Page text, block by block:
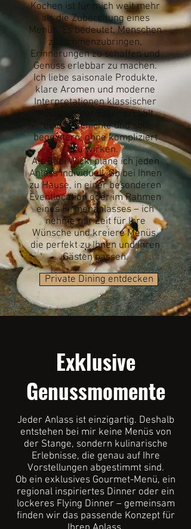
Kochen ist für mich weit mehr
als die Zubereitung eines
Menüs. Es bedeutet, Menschen
zusammenzubringen,
Erinnerungen zu schaffen und
Genuss erlebbar zu machen.
Ich liebe saisonale Produkte,
klare Aromen und moderne
Interpretationen klassischer
Küche. Jeder Teller erzählt
eine Geschichte und soll
begeistern, ohne kompliziert
zu wirken.
Als Beni Wicki plane ich jeden
Anlass individuell. Ob bei Ihnen
zu Hause, in einer besonderen
Eventlocation oder im Rahmen
eines Firmenanlasses – ich
nehme mir Zeit für Ihre
Wünsche und kreiere Menüs,
die perfekt zu Ihnen und Ihren
Gästen passen.
Private Dining entdecken
Exklusive
Genussmomente
Jeder Anlass ist einzigartig. Deshalb
entstehen bei mir keine Menüs von
der Stange, sondern kulinarische
Erlebnisse, die genau auf Ihre
Vorstellungen abgestimmt sind.
Ob ein exklusives Gourmet-Menü, ein
regional inspiriertes Dinner oder ein
lockeres Flying Dinner – gemeinsam
finden wir das passende Konzept für